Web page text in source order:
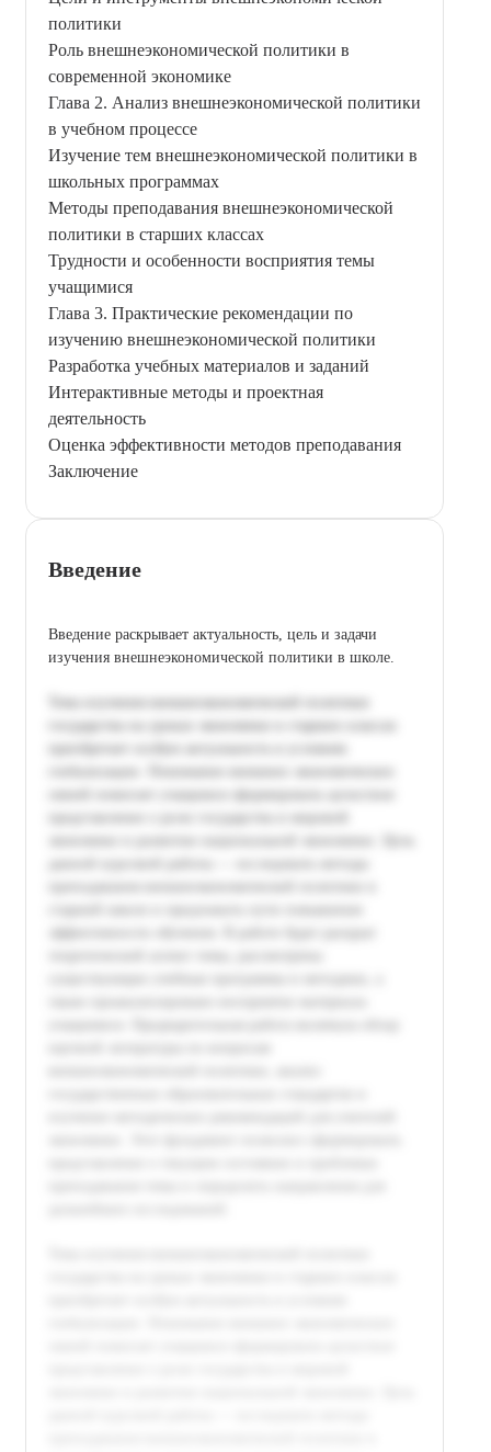
политики
Роль внешнеэкономической политики в
современной экономике
Глава 2. Анализ внешнеэкономической политики
в учебном процессе
Изучение тем внешнеэкономической политики в
школьных программах
Методы преподавания внешнеэкономической
политики в старших классах
Трудности и особенности восприятия темы
учащимися
Глава 3. Практические рекомендации по
изучению внешнеэкономической политики
Разработка учебных материалов и заданий
Интерактивные методы и проектная
деятельность
Оценка эффективности методов преподавания
Заключение
Введение
Введение раскрывает актуальность, цель и задачи
изучения внешнеэкономической политики в школе.